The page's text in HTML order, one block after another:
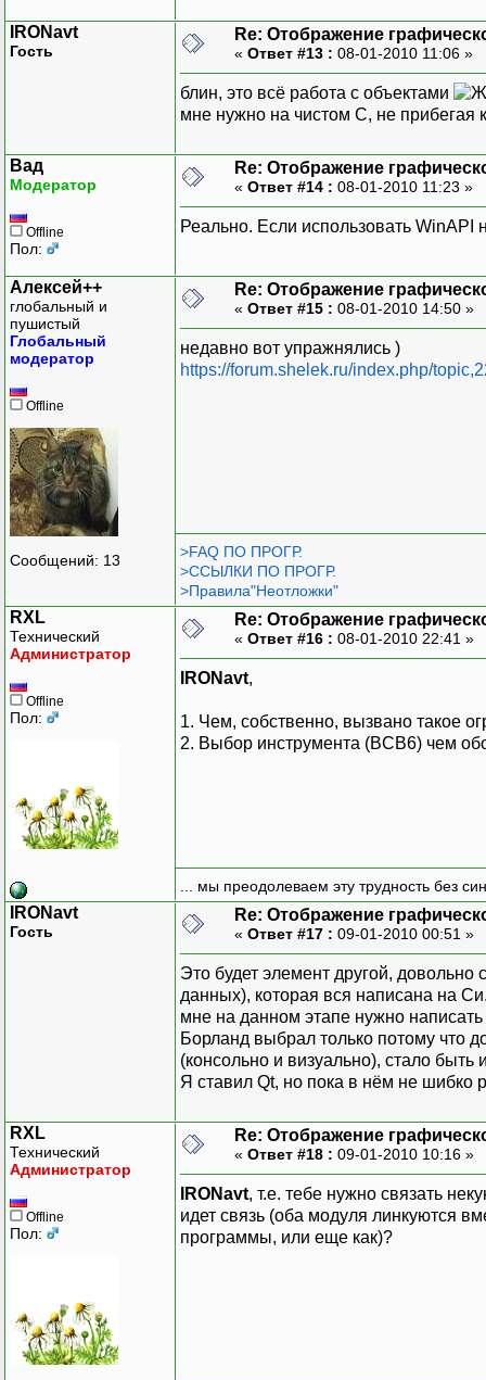
IRONavt
Гость
Re: Отображение
« Ответ #13 : 08-01-2010 11:06 »
блин, это всё работа с объектами
мне нужно на чистом C, не
Вад
Модератор
Offline
Пол:
Re: Отображение
« Ответ #14 : 08-01-2010 11:23 »
Реально. Если использовать WinAPI
Алексей++
глобальный и
пушистый
Глобальный
модератор
Offline
Сообщений: 13
Re: Отображение
« Ответ #15 : 08-01-2010 14:50 »
недавно вот упражнялись )
https://forum.shelek.ru/index.php/
>FAQ ПО ПРОГР.
>ССЫЛКИ ПО ПРОГР.
>Правила"Неотложки"
RXL
Технический
Администратор
Offline
Пол:
Re: Отображение
« Ответ #16 : 08-01-2010 22:41 »
IRONavt,
1. Чем, собственно, вызвано такое
2. Выбор инструмента (BCB6) чем
... мы преодолеваем эту трудность без
IRONavt
Гость
Re: Отображение
« Ответ #17 : 09-01-2010 00:51 »
Это будет элемент другой,
данных), которая вся написана на
мне на данном этапе нужно написать
Борланд выбрал только потому что
(консольно и визуально), стало
Я ставил Qt, но пока в нём не шибко
RXL
Технический
Администратор
Offline
Пол:
Re: Отображение
« Ответ #18 : 09-01-2010 10:16 »
IRONavt, т.е. тебе нужно связать
идет связь (оба модуля линкуются
программы, или еще как)?